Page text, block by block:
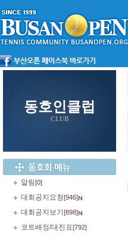
동호인클럽
CLUB
알림[0]
대회공지요청[946]
대회공지보기 [898]
코트배정/대진표[792]